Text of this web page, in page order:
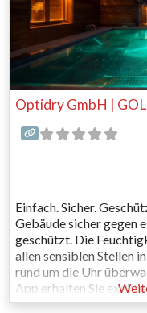
Optidry GmbH |
Einfach. Sicher.
Gebäude sicher gegen
geschützt. Die
allen sensiblen Stellen
rund um die Uhr
App erhalten Sie
alarmiert bevor teure